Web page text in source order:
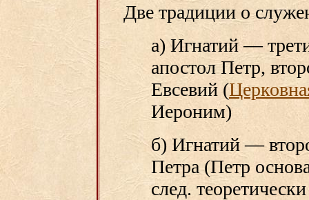
Две традиции о
а) Игнатий —
апостол Петр,
Евсевий (
Иероним)
б) Игнатий —
Петра (Петр
след.